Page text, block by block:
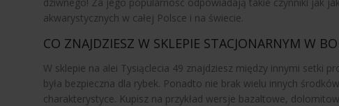
akwarystycznych w całej Polsce i na świecie.
CO ZNAJDZIESZ W SKLEPIE STACJONARNYM W
W sklepie na alei Tysiąclecia 49 znajdziesz między innymi setki
była bezpieczna dla rybek. Ponadto nie brak wielu innych
charakterystyce. Kupisz na przykład wersje bazaltowe,